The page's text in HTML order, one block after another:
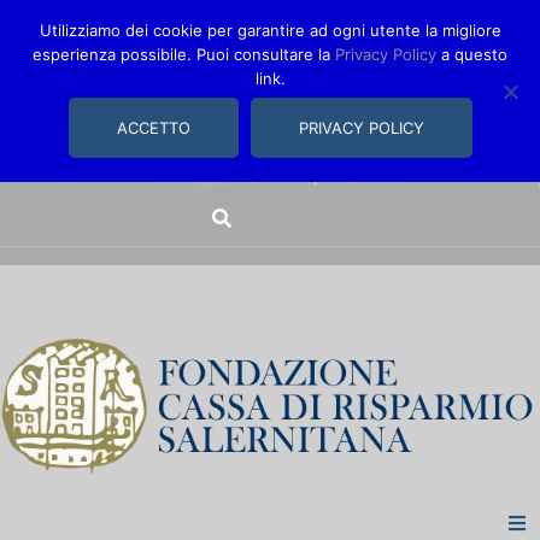
comunica@fondazionecarisal.it089 230611
Utilizziamo dei cookie per garantire ad ogni utente la migliore
esperienza possibile. Puoi consultare la Privacy Policy a questo
link.
ACCETTO PRIVACY POLICY